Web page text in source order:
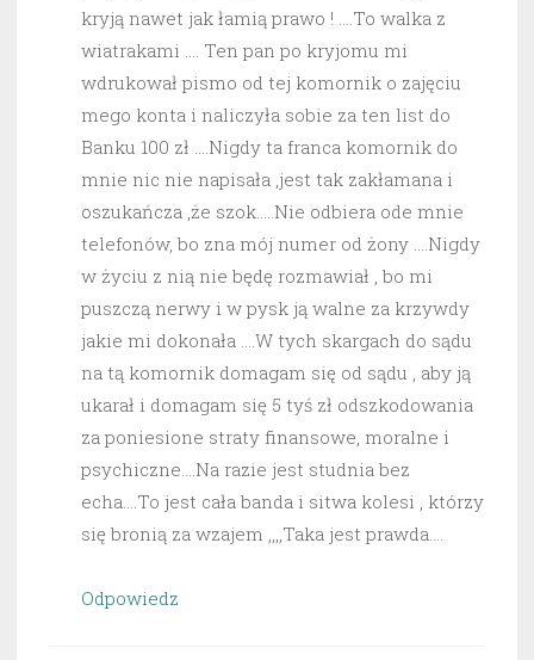
kryją nawet jak łamią prawo ! ….To walka z
wiatrakami …. Ten pan po kryjomu mi
wdrukował pismo od tej komornik o zajęciu
mego konta i naliczyła sobie za ten list do
Banku 100 zł ….Nigdy ta franca komornik do
mnie nic nie napisała ,jest tak zakłamana i
oszukańcza ,że szok…..Nie odbiera ode mnie
telefonów, bo zna mój numer od żony ….Nigdy
w życiu z nią nie będę rozmawiał , bo mi
puszczą nerwy i w pysk ją walne za krzywdy
jakie mi dokonała ….W tych skargach do sądu
na tą komornik domagam się od sądu , aby ją
ukarał i domagam się 5 tyś zł odszkodowania
za poniesione straty finansowe, moralne i
psychiczne….Na razie jest studnia bez
echa….To jest cała banda i sitwa kolesi , którzy
się bronią za wzajem ,,,,Taka jest prawda….
Odpowiedz